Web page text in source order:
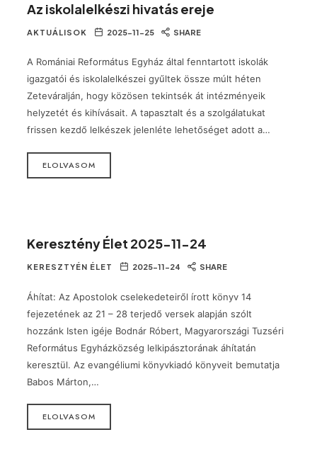
Az iskolalelkészi hivatás ereje
AKTUÁLISOK 2025-11-25 SHARE
A Romániai Református Egyház által fenntartott iskolák
igazgatói és iskolalelkészei gyűltek össze múlt héten
Zeteváralján, hogy közösen tekintsék át intézményeik
helyzetét és kihívásait. A tapasztalt és a szolgálatukat
frissen kezdő lelkészek jelenléte lehetőséget adott a…
ELOLVASOM
Keresztény Élet 2025-11-24
KERESZTYÉN ÉLET 2025-11-24 SHARE
Áhítat: Az Apostolok cselekedeteiről írott könyv 14
fejezetének az 21 – 28 terjedő versek alapján szólt
hozzánk Isten igéje Bodnár Róbert, Magyarországi Tuzséri
Református Egyházközség lelkipásztorának áhítatán
keresztül. Az evangéliumi könyvkiadó könyveit bemutatja
Babos Márton,…
ELOLVASOM